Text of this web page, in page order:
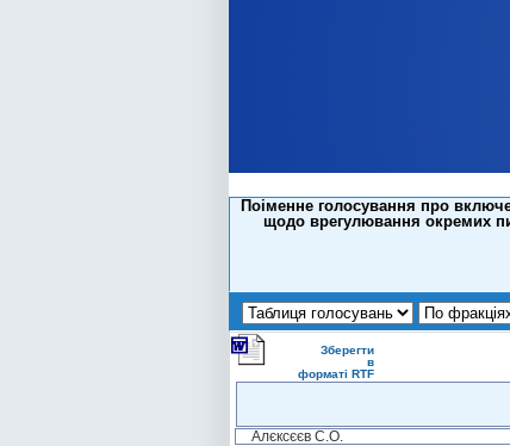
Поіменне голосування про
щодо врегулювання окремих
Зберегти
в
форматі RTF
Алєксєєв С.О.